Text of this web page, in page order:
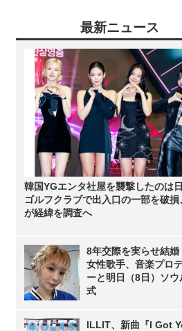
最新ニュース
韓国YGエンタ社屋を襲撃したのは
ゴルフクラブで出入口の一部を破損
が経緯を調査へ
8年交際を実らせ結婚
女性歌手、音楽プロ
ーと明日（8日）ソウ
式
ILLIT、新曲『I Got